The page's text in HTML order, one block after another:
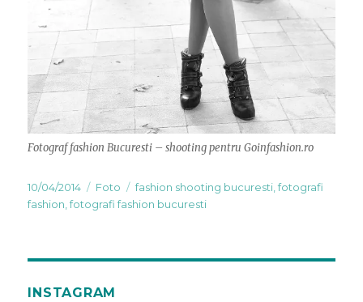
Fotograf fashion Bucuresti – shooting pentru Goinfashion.ro
Publicat
pe
10/04/2014 Categorii
Foto Etichete
fashion shooting bucuresti ,fotografi
fashion ,fotografi fashion bucuresti
INSTAGRAM